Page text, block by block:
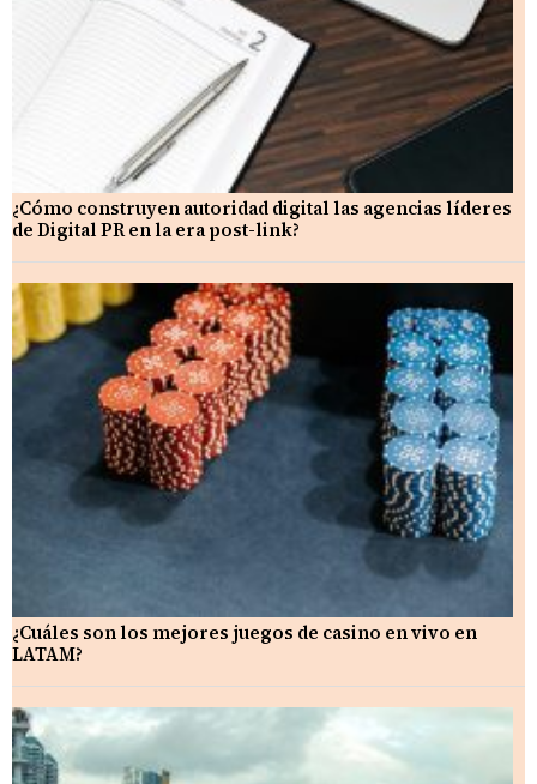
¿Cómo construyen autoridad digital las agencias líderes
de Digital PR en la era post-link?
¿Cuáles son los mejores juegos de casino en vivo en
LATAM?